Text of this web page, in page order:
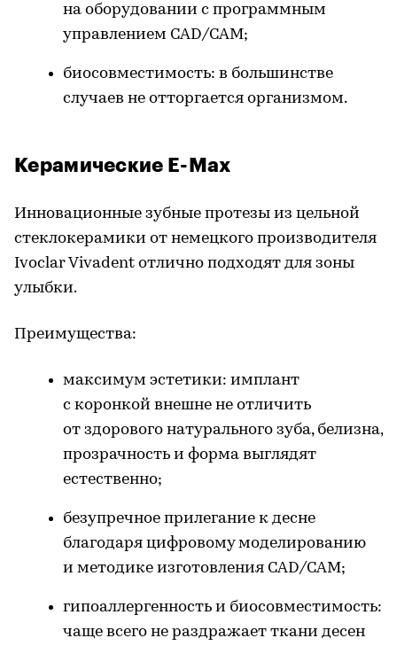
на оборудовании с программным
управлением CAD/CAM;
биосовместимость: в большинстве
случаев не отторгается организмом.
Керамические E-Max
Инновационные зубные протезы из цельной
стеклокерамики от немецкого производителя
Ivoclar Vivadent отлично подходят для зоны
улыбки.
Преимущества:
максимум эстетики: имплант
с коронкой внешне не отличить
от здорового натурального зуба, белизна,
прозрачность и форма выглядят
естественно;
безупречное прилегание к десне
благодаря цифровому моделированию
и методике изготовления CAD/CAM;
гипоаллергенность и биосовместимость:
чаще всего не раздражает ткани десен